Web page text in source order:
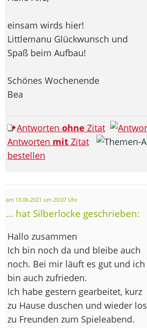
einsam wirds hier!
Littlemanu Glückwunsch und
Spaß beim Aufbau!
Schönes Wochenende
Bea
Antworten ohne Zitat
Antworten mit Zitat
bestellen
am 13.06.2021 um 20:07 Uhr
... hat Silberlocke geschrieben:
Hallo zusammen
Ich bin noch da und bleibe auch
noch. Bei mir läuft es gut und ich
bin auch zufrieden.
Ich habe gestern gearbeitet, kurz
zu Hause duschen und wieder los
zu Freunden zum Spieleabend.